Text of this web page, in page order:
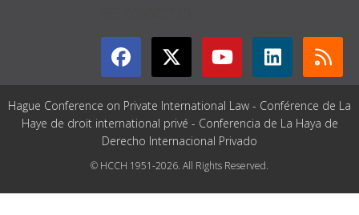
Hague Conference on Private International Law - Conférence de La
Haye de droit international privé - Conferencia de La Haya de
Derecho Internacional Privado
© HCCH 1951-2026. All Rights Reserved.